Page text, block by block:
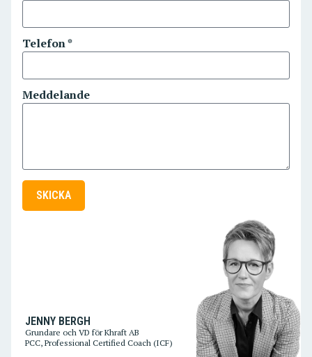
Telefon *
Meddelande
SKICKA
JENNY BERGH
Grundare och VD för Khraft AB
PCC, Professional Certified Coach (ICF)